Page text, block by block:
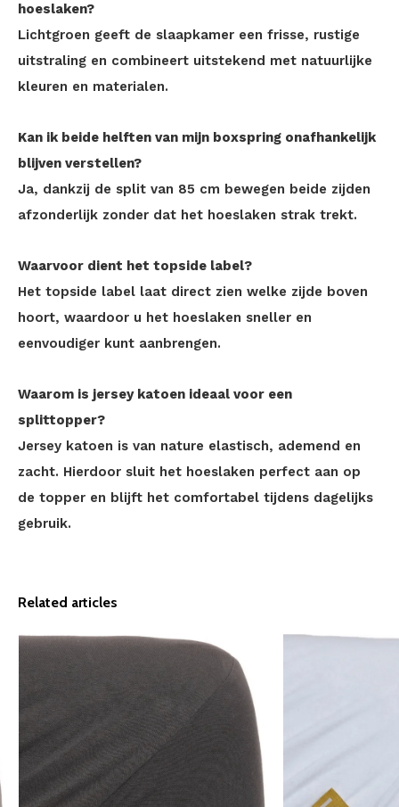
hoeslaken?
Lichtgroen geeft de slaapkamer een frisse, rustige
uitstraling en combineert uitstekend met natuurlijke
kleuren en materialen.
Kan ik beide helften van mijn boxspring onafhankelijk
blijven verstellen?
Ja, dankzij de split van 85 cm bewegen beide zijden
afzonderlijk zonder dat het hoeslaken strak trekt.
Waarvoor dient het topside label?
Het topside label laat direct zien welke zijde boven
hoort, waardoor u het hoeslaken sneller en
eenvoudiger kunt aanbrengen.
Waarom is jersey katoen ideaal voor een
splittopper?
Jersey katoen is van nature elastisch, ademend en
zacht. Hierdoor sluit het hoeslaken perfect aan op
de topper en blijft het comfortabel tijdens dagelijks
gebruik.
Related articles